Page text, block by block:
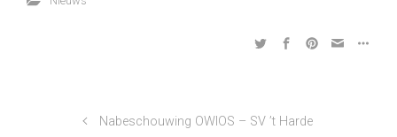
Nabeschouwing OWIOS – SV ’t Harde